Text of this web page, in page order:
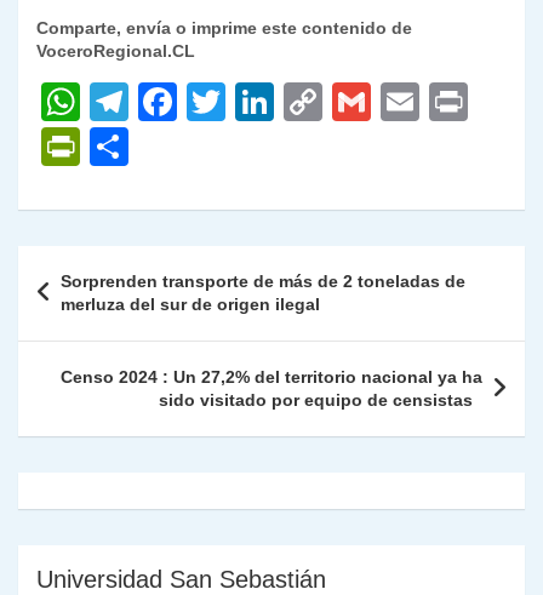
Comparte, envía o imprime este contenido de
VoceroRegional.CL
W
h
at
s
p
p
T
gr
m
F
e
o
o
k
T
er
Li
e
n
C
y
n
k
G
l
E
l
P
nt
ie
n
dl
m
p
ar
tir
de
entradas
Sorprenden transporte de más de 2 toneladas de
merluza del sur de origen ilegal
Censo 2024 : Un 27,2% del territorio nacional ya ha
sido visitado por equipo de censistas
Universidad San Sebastián